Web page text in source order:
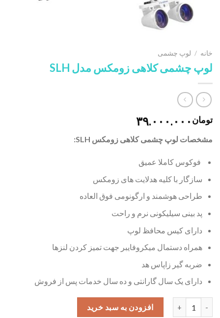
خانه / لوپ چشمی
لوپ چشمی کلاهی زومکس مدل SLH
تومان ۳۹.۰۰۰.۰۰۰
مشخصات لوپ چشمی کلاهی زومکس SLH:
فوکوس کاملا عمیق
سازگار با کلیه هدلایت های زومکس
طراحی هوشمند و ارگونومی فوق العاده
پد بینی سیلیکونی نرم و راحت
دارای کیس محافظ لوپ
همراه دستمال میکروفایبر جهت تمیز کردن لنزها
ضربه گیر زاپاس هد
دارای یک سال گارانتی و ده سال خدمات پس از فروش
لوپ چشمی کلاهی زومکس مدل SLH عددافزودن به سبد خرید